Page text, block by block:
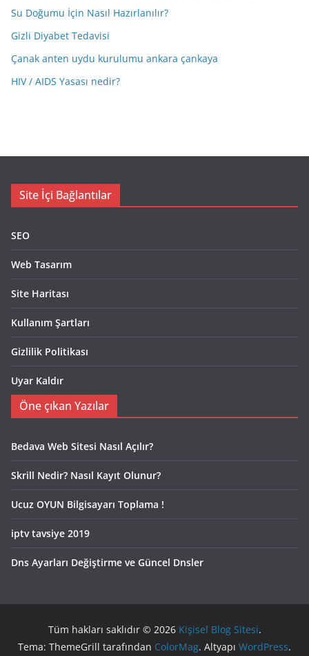
Su Doğumu İçin Nasıl Hazırlanılır?
Gizli Diyabet Tedavisi
Çanak anten uydu kurulumu ankara çankaya
HIV / AIDS Yasası nedir?
Site İçi Bağlantılar
SEO
Web Tasarım
Site Haritası
Kullanım Şartları
Gizlilik Politikası
Uyar Kaldır
Öne çıkan Yazılar
Bedava Web Sitesi Nasıl Açılır?
Skrill Nedir? Nasıl Kayıt Olunur?
Ucuz OYUN Bilgisayarı Toplama !
iptv tavsiye 2019
Dns Ayarları Değiştirme ve Güncel Dnsler
Tüm hakları saklıdır © 2026 Kişisel Blog Sitesi.
Tema: ThemeGrill tarafından ColorMag. Altyapı WordPress.